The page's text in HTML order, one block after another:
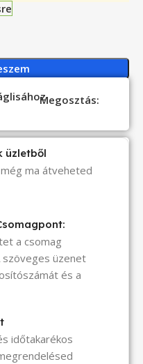
Megosztás:
üzletből
ma átveheted
a csomag
szöveges üzenet
és a
időtakarékos